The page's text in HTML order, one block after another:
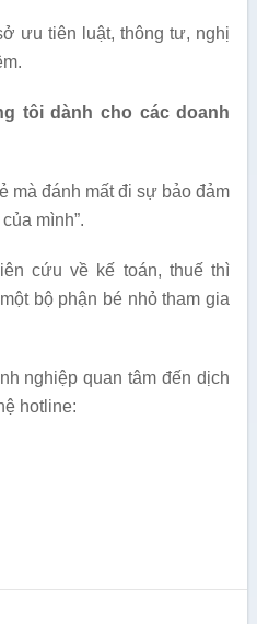
ưu tiên luật, thông tư, nghị
tôi dành cho các doanh
mà đánh mất đi sự bảo đảm
mình”.
cứu về kế toán, thuế thì
bộ phận bé nhỏ tham gia
nghiệp quan tâm đến dịch
hotline: